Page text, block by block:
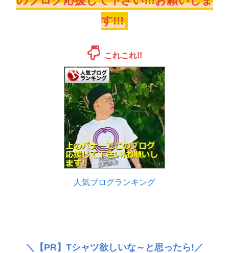
す!!!
これこれ!!
人気ブログランキング
＼ 【PR】 Tシャツ欲しいな～と思ったら!／